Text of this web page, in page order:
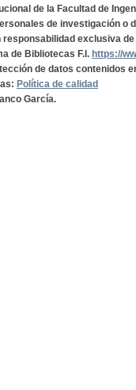
de la Facultad de
de investigación o
exclusiva
de Bibliotecas F.I. https://
de datos contenidos
Política de calidad
García.